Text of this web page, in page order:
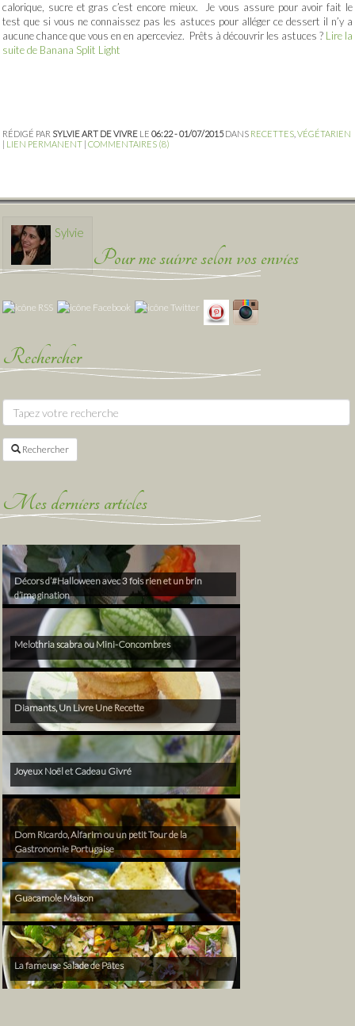
calorique, sucre et gras c’est encore mieux. Je vous assure pour avoir fait le
test que si vous ne connaissez pas les astuces pour alléger ce dessert il n’y a
aucune chance que vous en en aperceviez. Prêts à découvrir les astuces ? Lire la
suite de Banana Split Light
RÉDIGÉ PAR SYLVIE ART DE VIVRE LE 06:22 - 01/07/2015DANS RECETTES VÉGÉTARIEN
LIEN PERMANENT COMMENTAIRES (8)
Sylvie
Pour me suivre selon vos envies
Rechercher
Rechercher
Mes derniers articles
Décors d’#Halloween avec 3 fois rien et un brin
d’imagination
Melothria scabra ou Mini-Concombres
Diamants, Un Livre Une Recette
Joyeux Noël et Cadeau Givré
Dom Ricardo, Alfarim ou un petit Tour de la
Gastronomie Portugaise
Guacamole Maison
La fameuse Salade de Pâtes